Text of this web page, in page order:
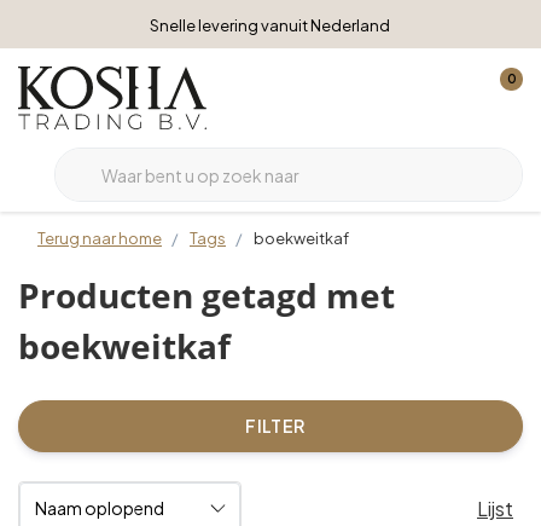
Snelle levering vanuit Nederland
0
Terug naar home Tags boekweitkaf
Producten getagd met
boekweitkaf
FILTER
Lijst